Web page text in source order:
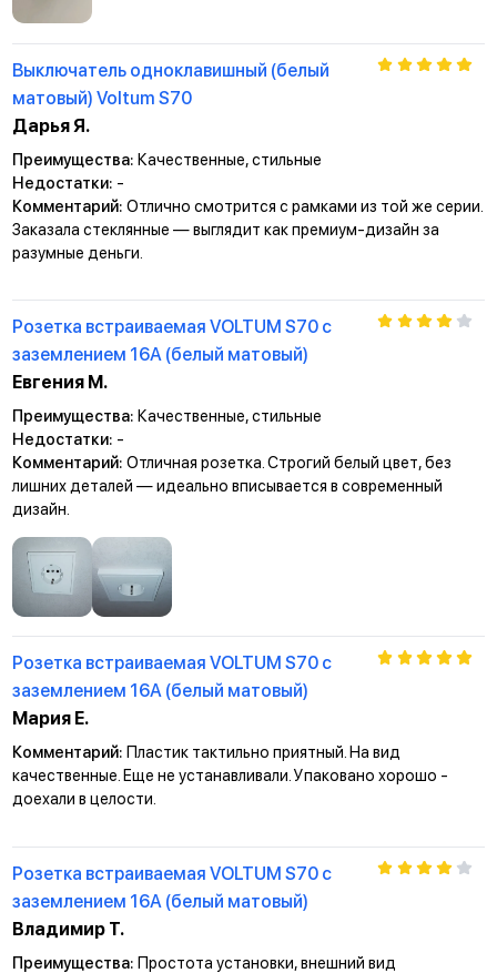
Выключатель одноклавишный (белый
матовый) Voltum S70
Дарья Я.
Преимущества: Качественные, стильные
Недостатки: -
Комментарий: Отлично смотрится с рамками из той же серии.
Заказала стеклянные — выглядит как премиум-дизайн за
разумные деньги.
Розетка встраиваемая VOLTUM S70 с
заземлением 16А (белый матовый)
Евгения М.
Преимущества: Качественные, стильные
Недостатки: -
Комментарий: Отличная розетка. Строгий белый цвет, без
лишних деталей — идеально вписывается в современный
дизайн.
Розетка встраиваемая VOLTUM S70 с
заземлением 16А (белый матовый)
Мария Е.
Комментарий: Пластик тактильно приятный. На вид
качественные. Еще не устанавливали. Упаковано хорошо -
доехали в целости.
Розетка встраиваемая VOLTUM S70 с
заземлением 16А (белый матовый)
Владимир Т.
Преимущества: Простота установки, внешний вид